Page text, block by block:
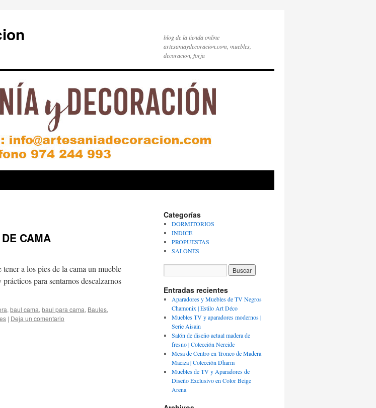
blog de la tienda online
artesaniaydecoracion.com, muebles,
decoracion, forja
CAMA
a los pies de la cama un mueble
para sentarnos descalzarnos
, baul cama, baul para cama, Baules,
| Deja un comentario
Categorías
DORMITORIOS
INDICE
PROPUESTAS
SALONES
Entradas recientes
Aparadores y Muebles de TV Negros
Chamonix | Estilo Art Déco
Muebles TV y aparadores modernos |
Serie Aisain
Salón de diseño actual madera de
fresno | Colección Nereide
Mesa de Centro en Tronco de Madera
Maciza | Colección Dharm
Muebles de TV y Aparadores de
Diseño Exclusivo en Color Beige
Arena